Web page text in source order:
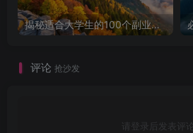
揭秘适合大学生的100个副业项目，让你轻松赚钱！
评论 抢沙发
请登录后发表评